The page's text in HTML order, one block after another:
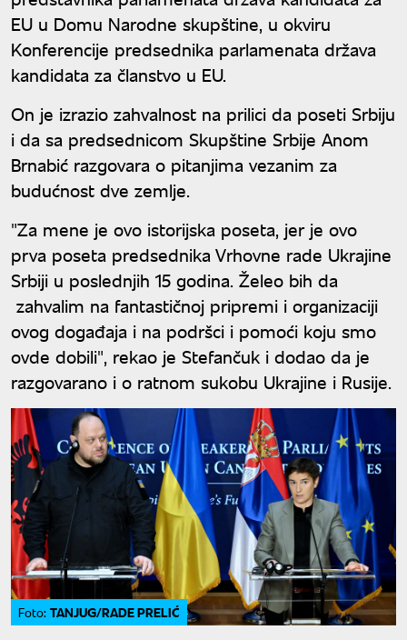
EU u Domu Narodne skupštine, u okviru
Konferencije predsednika parlamenata država
kandidata za članstvo u EU.
On je izrazio zahvalnost na prilici da poseti Srbiju
i da sa predsednicom Skupštine Srbije Anom
Brnabić razgovara o pitanjima vezanim za
budućnost dve zemlje.
"Za mene je ovo istorijska poseta, jer je ovo
prva poseta predsednika Vrhovne rade Ukrajine
Srbiji u poslednjih 15 godina. Želeo bih da
zahvalim na fantastičnoj pripremi i organizaciji
ovog događaja i na podršci i pomoći koju smo
ovde dobili", rekao je Stefančuk i dodao da je
razgovarano i o ratnom sukobu Ukrajine i Rusije.
Foto: TANJUG/RADE PRELIĆ